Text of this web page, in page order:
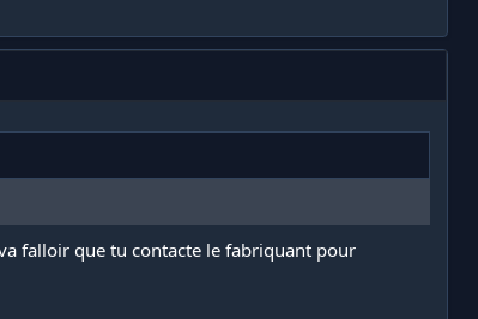
falloir que tu contacte le fabriquant pour